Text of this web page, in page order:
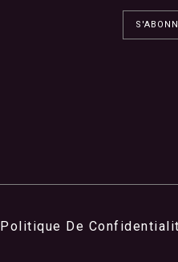
Politique De